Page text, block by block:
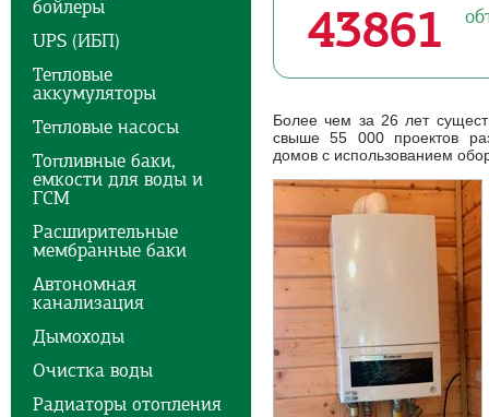
43861
Более чем за 26 лет
свыше 55 000 проектов
домов с использованием
бойлеры
UPS (ИБП)
Тепловые
аккумуляторы
Тепловые насосы
Топливные баки,
емкости для воды и
ГСМ
Расширительные
мембранные баки
Автономная
канализация
Дымоходы
Очистка воды
Радиаторы отопления